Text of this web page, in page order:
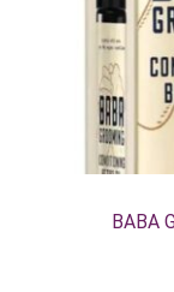
+
BABA